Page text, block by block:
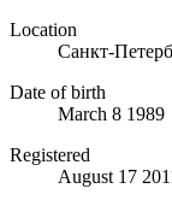
Location
Санкт-
Date of birth
March 8 1989
Registered
August 17